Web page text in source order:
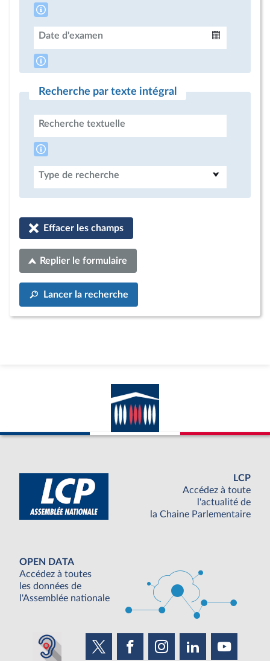
Date d'examen
Recherche par texte intégral
Recherche textuelle
Type de recherche
Effacer les champs
Replier le formulaire
Lancer la recherche
LCP
Accédez à toute
l'actualité de
la Chaine Parlementaire
OPEN DATA
Accédez à toutes
les données de
l'Assemblée nationale